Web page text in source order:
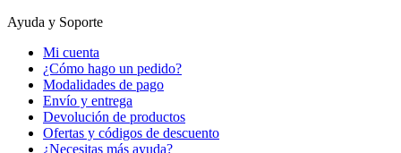
Ayuda y Soporte
Mi cuenta
¿Cómo hago un pedido?
Modalidades de pago
Envío y entrega
Devolución de productos
Ofertas y códigos de descuento
¿Necesitas más ayuda?